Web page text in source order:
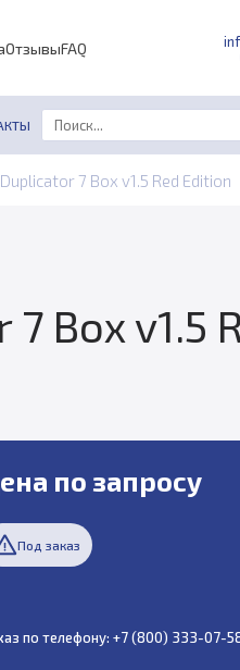
ОтзывыFAQ
7 Box v1.5 Red Edition
Box v1.5
по запросу
Под заказ
по телефону: +7 (800) 333-07-